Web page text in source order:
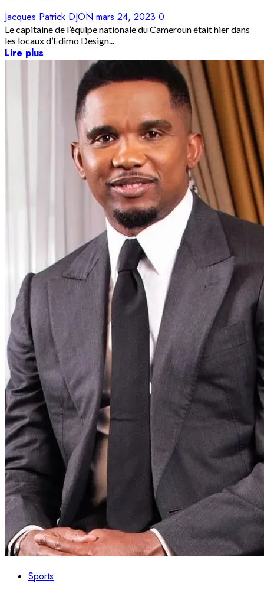
Jacques Patrick DJON mars 24, 2023 0
Le capitaine de l’équipe nationale du Cameroun était hier dans
les locaux d’Edimo Design...
Lire plus
Sports